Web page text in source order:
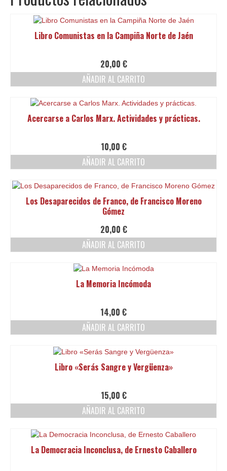
Libro Comunistas en la Campiña Norte de Jaén
20,00 €
AÑADIR AL CARRITO
Acercarse a Carlos Marx. Actividades y prácticas.
10,00 €
AÑADIR AL CARRITO
Los Desaparecidos de Franco, de Francisco Moreno
Gómez
20,00 €
AÑADIR AL CARRITO
La Memoria Incómoda
14,00 €
AÑADIR AL CARRITO
Libro «Serás Sangre y Vergüenza»
15,00 €
AÑADIR AL CARRITO
La Democracia Inconclusa, de Ernesto Caballero